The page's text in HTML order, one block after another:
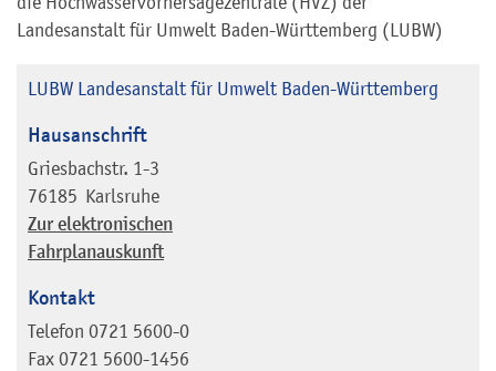
Landesanstalt für Umwelt Baden-Württemberg (LUBW)
LUBW Landesanstalt für Umwelt Baden-Württemberg
Hausanschrift
Griesbachstr. 1-3
76185 Karlsruhe
Zur elektronischen
Fahrplanauskunft
Kontakt
Telefon 0721 5600-0
Fax 0721 5600-1456